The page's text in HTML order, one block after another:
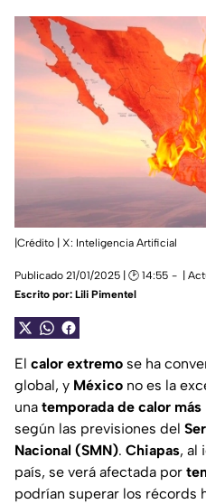
|Crédito | X: Inteligencia Artificial
Publicado 21/01/2025 | 🕑 14:55 |
Escrito por: Lili Pimentel
El calor extremo se ha
global, y México no es la
una temporada de calor más
según las previsiones del
Nacional (SMN). Chiapas, al
país, se verá afectada por
podrían superar los récords